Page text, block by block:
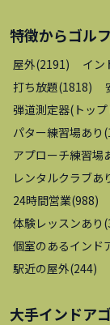
特徴からゴル
屋外(2191 ) イン
打ち放題(1818)
弾道測定器(トッ
パター練習場あり (
アプローチ練習場
レンタルクラブあ
24時間営業(988)
体験レッスンあり (
個室のあるインド
駅近の屋外(244)
大手インドア